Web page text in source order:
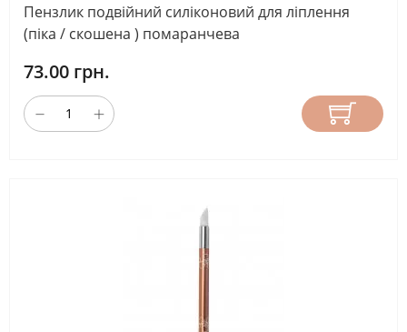
Пензлик подвійний силіконовий для ліплення
(піка / скошена ) помаранчева
73.00 грн.